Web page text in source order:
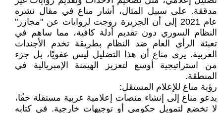
مدققة. على سبيل المثال، أشار مناع في مقال نشره
عام 2021 إلى أن الجزيرة روجت لروايات عن "مجازر"
النظام السوري دون تقديم أدلة كافية، مما ساهم في
تعبئة الرأي العام ضد النظام بطريقة تخدم الأجندات
الغربية. يرى مناع أن هذا التضليل ليس عفويًا، بل جزء
من استراتيجية أوسع لتعزيز الهيمنة الإمبريالية في
المنطقة.
رؤية مناع للإعلام المستقل:
يدعو مناع إلى إنشاء منصات إعلامية عربية مستقلة حقًا،
لا تخضع لتمويل حكومي أو توجيهات خارجية. في كتابه